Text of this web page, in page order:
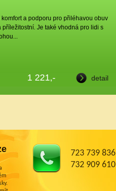
a podporu pro přiléhavou obuv
Je také vhodná pro lidi s
1 221,- detail
723 739 836
732 909 610